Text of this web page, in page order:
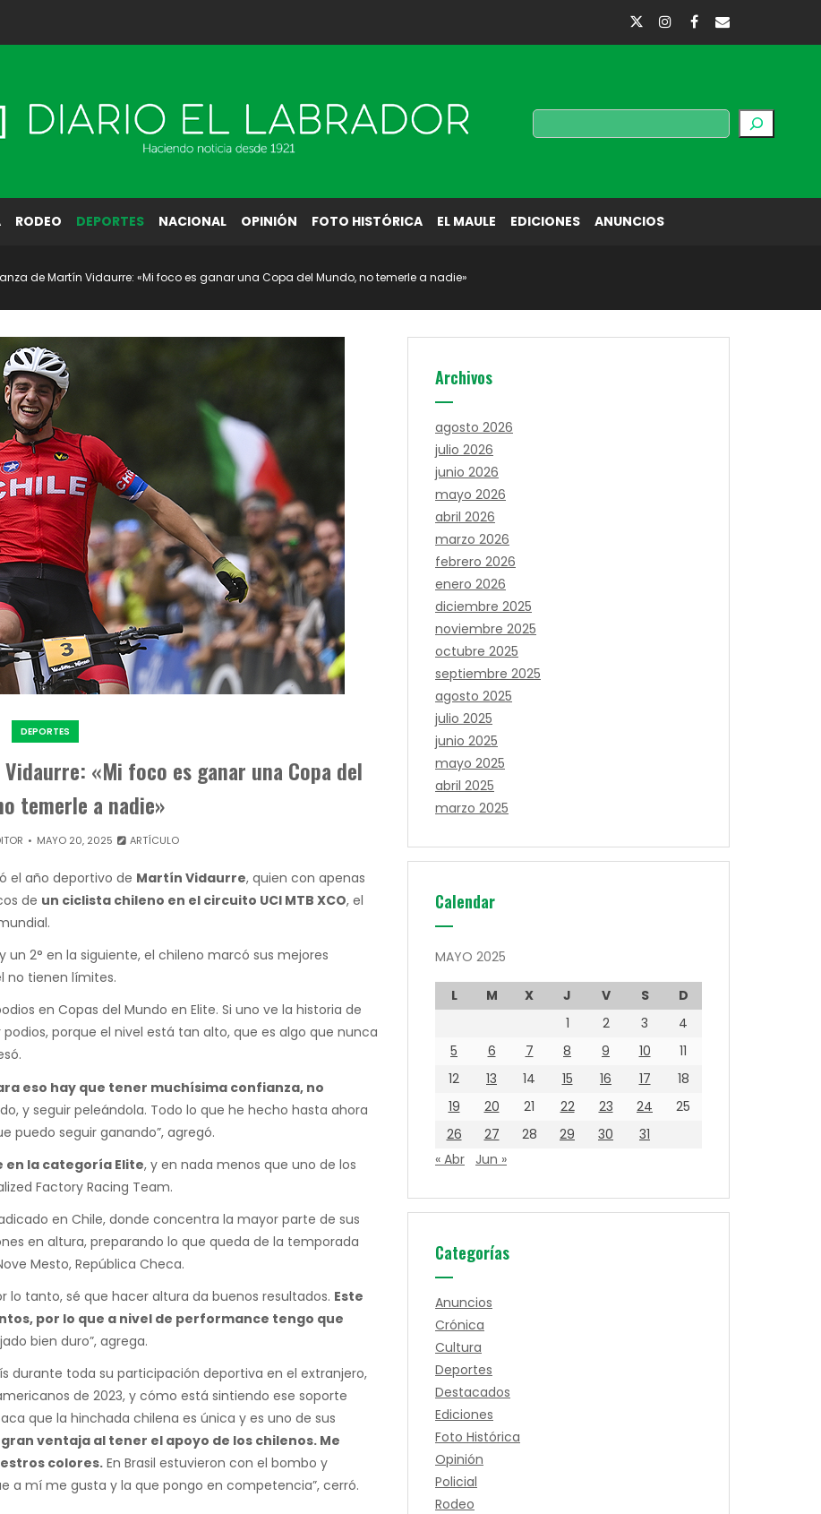
Buscar
RODEO DEPORTES NACIONAL OPINIÓN FOTO HISTÓRICA EL MAULE EDICIONES ANUNCIOS
de Martín Vidaurre: «Mi foco es ganar una Copa del Mundo, no temerle a nadie»
DEPORTES
«Mi foco es ganar una Copa del
temerle a nadie»
MAYO 20, 2025 ARTÍCULO
el año deportivo de Martín Vidaurre, quien con apenas
de un ciclista chileno en el circuito UCI MTB XCO, el
2° en la siguiente, el chileno marcó sus mejores
no tienen límites.
en Copas del Mundo en Elite. Si uno ve la historia de
porque el nivel está tan alto, que es algo que nunca
eso hay que tener muchísima confianza, no
y seguir peleándola. Todo lo que he hecho hasta ahora
puedo seguir ganando”, agregó.
en la categoría Elite, y en nada menos que uno de los
Factory Racing Team.
en Chile, donde concentra la mayor parte de sus
en altura, preparando lo que queda de la temporada
Mesto, República Checa.
lo tanto, sé que hacer altura da buenos resultados. Este
por lo que a nivel de performance tengo que
bien duro”, agrega.
durante toda su participación deportiva en el extranjero,
de 2023, y cómo está sintiendo ese soporte
que la hinchada chilena es única y es uno de sus
ventaja al tener el apoyo de los chilenos. Me
colores. En Brasil estuvieron con el bombo y
a mí me gusta y la que pongo en competencia”, cerró.
Archivos
agosto 2026
julio 2026
junio 2026
mayo 2026
abril 2026
marzo 2026
febrero 2026
enero 2026
diciembre 2025
noviembre 2025
octubre 2025
septiembre 2025
agosto 2025
julio 2025
junio 2025
mayo 2025
abril 2025
marzo 2025
Calendar
MAYO 2025
L M X J V S
D
1
2 3
4
5
6 7 8 9 10
11
12
13 14 15 16 17
18
19
20 21 22 23 24
25
26
27 28 29 30
31
« Abr
Jun »
Categorías
Anuncios
Crónica
Cultura
Deportes
Destacados
Ediciones
Foto Histórica
Opinión
Policial
Rodeo